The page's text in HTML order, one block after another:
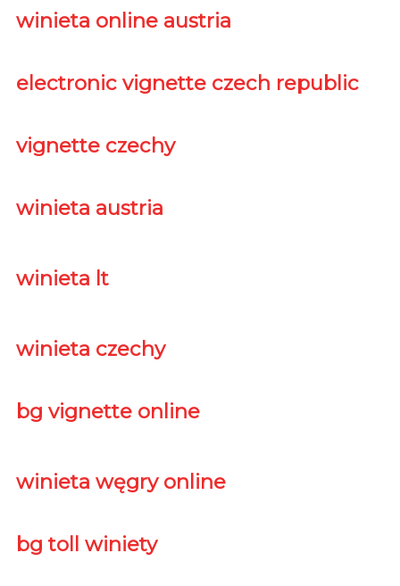
winieta online austria
electronic vignette czech republic
vignette czechy
winieta austria
winieta lt
winieta czechy
bg vignette online
winieta węgry online
bg toll winiety